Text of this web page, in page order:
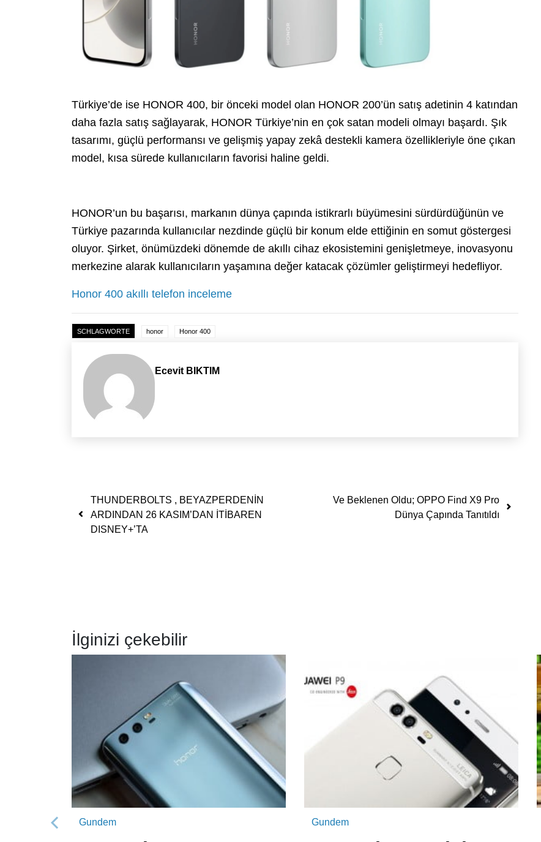
Türkiye’de ise HONOR 400, bir önceki model olan HONOR 200’ün satış adetinin 4 katından
daha fazla satış sağlayarak, HONOR Türkiye’nin en çok satan modeli olmayı başardı. Şık
tasarımı, güçlü performansı ve gelişmiş yapay zekâ destekli kamera özellikleriyle öne çıkan
model, kısa sürede kullanıcıların favorisi haline geldi.
HONOR’un bu başarısı, markanın dünya çapında istikrarlı büyümesini sürdürdüğünün ve
Türkiye pazarında kullanıcılar nezdinde güçlü bir konum elde ettiğinin en somut göstergesi
oluyor. Şirket, önümüzdeki dönemde de akıllı cihaz ekosistemini genişletmeye, inovasyonu
merkezine alarak kullanıcıların yaşamına değer katacak çözümler geliştirmeyi hedefliyor.
Honor 400 akıllı telefon inceleme
SCHLAGWORTE honor Honor 400
Ecevit BIKTIM
Yazı dolaşımı
THUNDERBOLTS , BEYAZPERDENİN
ARDINDAN 26 KASIM’DAN İTİBAREN
DISNEY+’TA
Ve Beklenen Oldu; OPPO Find X9 Pro
Dünya Çapında Tanıtıldı
İlginizi çekebilir
Gundem Gundem
Önceki